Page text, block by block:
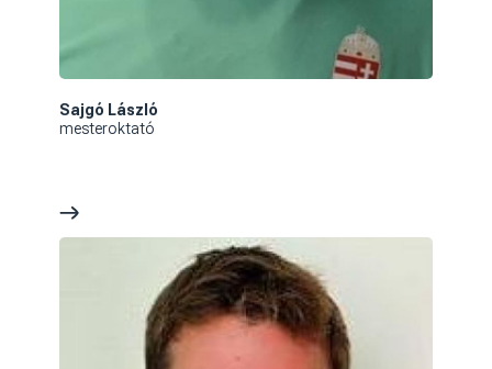
Sajgó László
mesteroktató